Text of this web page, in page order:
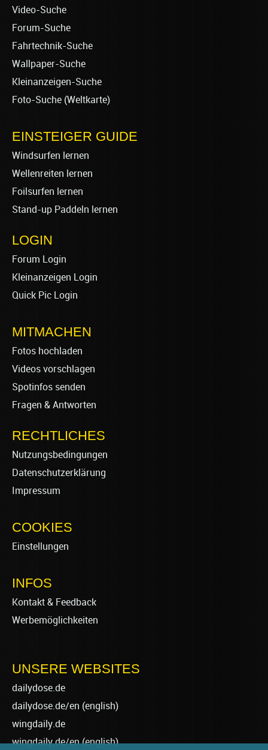
Video-Suche
Forum-Suche
Fahrtechnik-Suche
Wallpaper-Suche
Kleinanzeigen-Suche
Foto-Suche (Weltkarte)
EINSTEIGER GUIDE
Windsurfen lernen
Wellenreiten lernen
Foilsurfen lernen
Stand-up Paddeln lernen
LOGIN
Forum Login
Kleinanzeigen Login
Quick Pic Login
MITMACHEN
Fotos hochladen
Videos vorschlagen
Spotinfos senden
Fragen & Antworten
RECHTLICHES
Nutzungsbedingungen
Datenschutzerklärung
Impressum
COOKIES
Einstellungen
INFOS
Kontakt & Feedback
Werbemöglichkeiten
UNSERE WEBSITES
dailydose.de
dailydose.de/en (english)
wingdaily.de
wingdaily.de/en(english)